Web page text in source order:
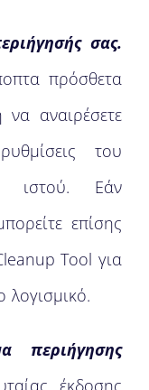
σας.
πρόσθετα
αναιρέσετε
του
ιστού. Εάν
επίσης
Tool για
λογισμικό.
περιήγησης
έκδοσης